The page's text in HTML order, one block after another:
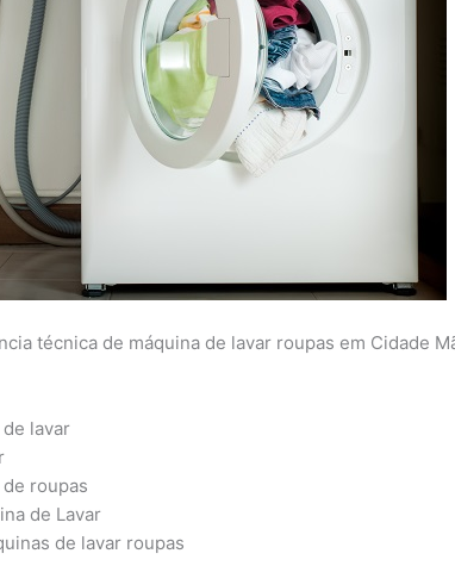
técnica de máquina de lavar roupas em Cidade
lavar
roupas
de Lavar
de lavar roupas